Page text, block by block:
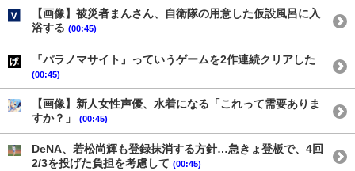
【画像】被災者まんさん、自衛隊の用意した仮設風呂に入
浴する (00:45)
『パラノマサイト』っていうゲームを2作連続クリアした
(00:45)
【画像】新人女性声優、水着になる「これって需要ありま
すか？」
(00:45)
DeNA、若松尚輝も登録抹消する方針…急きょ登板で、4回
2/3を投げた負担を考慮して (00:45)